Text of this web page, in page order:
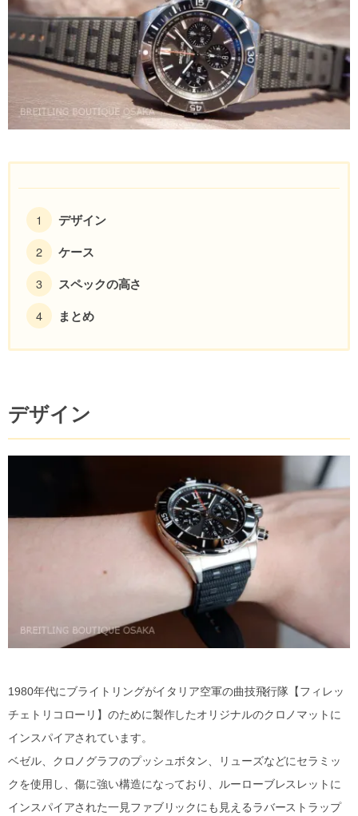
デザイン
ケース
スペックの高さ
まとめ
デザイン
1980年代にブライトリングがイタリア空軍の曲技飛行隊【フィレッ
チェトリコローリ】のために製作したオリジナルのクロノマットに
インスパイアされています。
ベゼル、クロノグラフのプッシュボタン、リューズなどにセラミッ
クを使用し、傷に強い構造になっており、ルーローブレスレットに
インスパイアされた一見ファブリックにも見えるラバーストラップ